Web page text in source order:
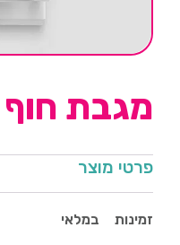
מגבת
פרטי מוצר
זמינות במלאי